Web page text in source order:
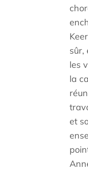
sûr,
les
la
et